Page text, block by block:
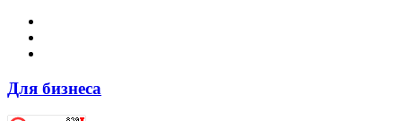
Для бизнеса